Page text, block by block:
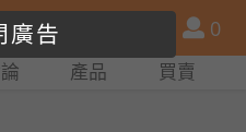
尋
產
品
比
會
員
0
產品 買賣
廣告